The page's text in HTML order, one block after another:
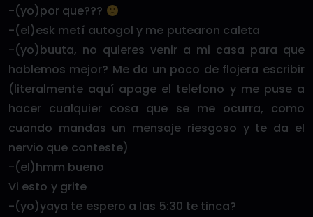
-(yo)por que???
-(el)esk metí autogol y me putearon caleta
-(yo)buuta, no quieres venir a mi casa para que
hablemos mejor? Me da un poco de flojera escribir
(literalmente aquí apage el telefono y me puse a
hacer cualquier cosa que se me ocurra, como
cuando mandas un mensaje riesgoso y te da el
nervio que conteste)
-(el)hmm bueno
Vi esto y grite
-(yo)yaya te espero a las 5:30 te tinca?